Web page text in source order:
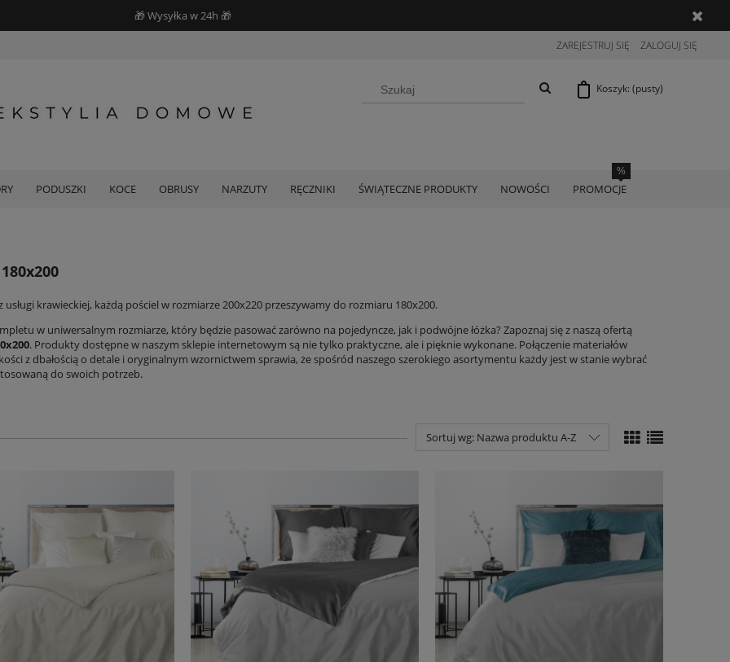
🎁 Wysyłka w 24h 🎁
ZAREJESTRUJ SIĘ ZALOGUJ SIĘ
Koszyk: (pusty)
PODUSZKI KOCE OBRUSY NARZUTY RĘCZNIKI ŚWIĄTECZNE PRODUKTY NOWOŚCI PROMOCJE
usługi krawieckiej, każdą pościel w rozmiarze 200x220 przeszywamy do rozmiaru 180x200.
w uniwersalnym rozmiarze, który będzie pasować zarówno na pojedyncze, jak i podwójne łóżka? Zapoznaj się z naszą ofertą
. Produkty dostępne w naszym sklepie internetowym są nie tylko praktyczne, ale i pięknie wykonane. Połączenie materiałów
z dbałością o detale i oryginalnym wzornictwem sprawia, że spośród naszego szerokiego asortymentu każdy jest w stanie wybrać
do swoich potrzeb.
Sortuj wg: Nazwa produktu A-Z